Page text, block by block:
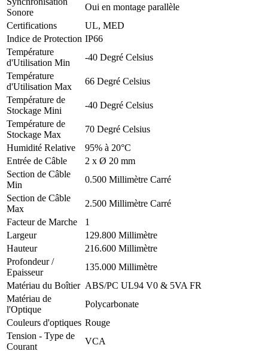
Sonore
Oui en montage parallèle
Certifications
UL, MED
Indice de Protection IP66
Température
d'Utilisation Min
-40 Degré Celsius
Température
d'Utilisation Max
66 Degré Celsius
Température de
Stockage Mini
-40 Degré Celsius
Température de
Stockage Max
70 Degré Celsius
Humidité Relative
95% à 20°C
Entrée de Câble
2 x Ø 20 mm
Section de Câble
Min
0.500 Millimètre Carré
Section de Câble
Max
2.500 Millimètre Carré
Facteur de Marche
1
Largeur
129.800 Millimètre
Hauteur
216.600 Millimètre
Profondeur /
Epaisseur
135.000 Millimètre
Matériau du Boîtier ABS/PC UL94 V0 & 5VA FR
Matériau de
l'Optique
Polycarbonate
Couleurs d'optiques Rouge
Tension - Type de
Courant
VCA